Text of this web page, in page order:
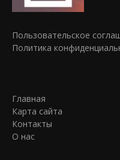
Пользовательское
Политика
Главная
Карта сайта
Контакты
О нас